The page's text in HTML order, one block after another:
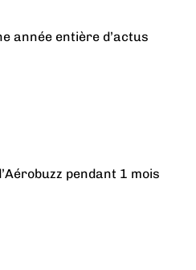
année entière d’actus
pendant 1 mois